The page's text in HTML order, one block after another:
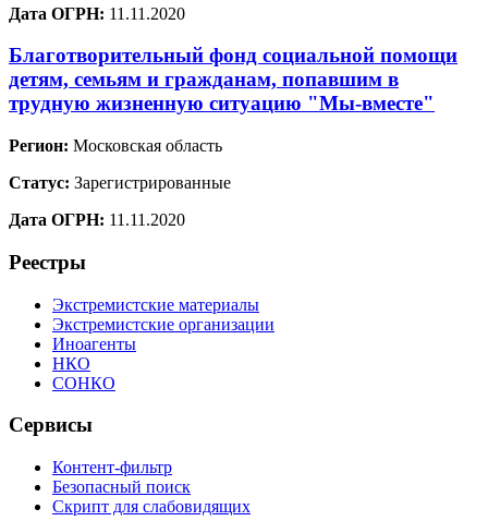
Дата ОГРН: 11.11.2020
Благотворительный фонд социальной помощи
детям, семьям и гражданам, попавшим в
трудную жизненную ситуацию "Мы-вместе"
Регион: Московская область
Статус: Зарегистрированные
Дата ОГРН: 11.11.2020
Реестры
Экстремистские материалы
Экстремистские организации
Иноагенты
НКО
СОНКО
Сервисы
Контент-фильтр
Безопасный поиск
Скрипт для слабовидящих